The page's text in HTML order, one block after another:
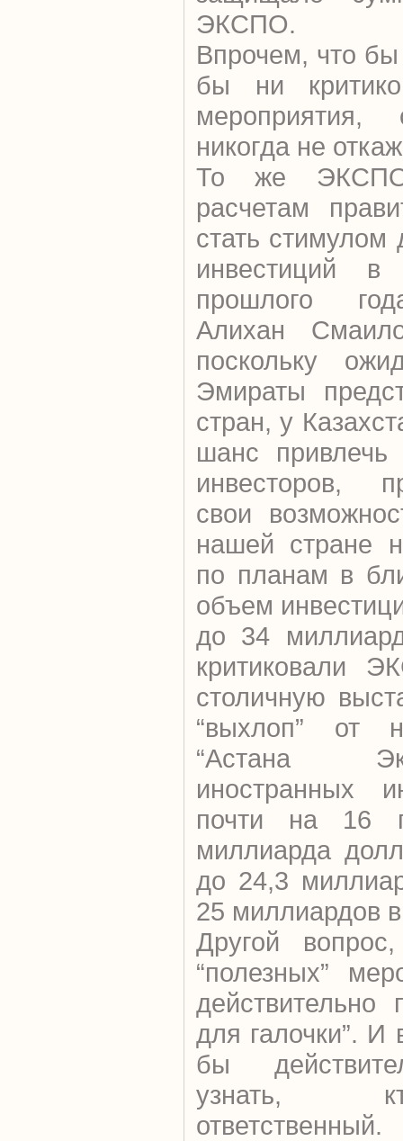
ЭКСПО.
Впрочем, что бы
бы ни
никогда не
То же
расчетам
стать стимулом
инвестиций
прошлого
Алихан
поскольку
Эмираты
стран, у
шанс
инвесторов,
свои
нашей стране
по планам в
объем
до 34
критиковали
столичную
“выхлоп” от
“Астана
иностранных
почти на 16
миллиарда
до 24,3
25 миллиардов
Другой
“полезных”
действительно
для галочки”. И
бы
узнать,
ответственный.